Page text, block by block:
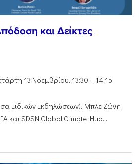
και Δείκτες
13 Νοεμβρίου, 13:30 – 14:15
Ειδικών Εκδηλώσεων), Μπλε Ζώνη
και SDSN Global Climate Hub...